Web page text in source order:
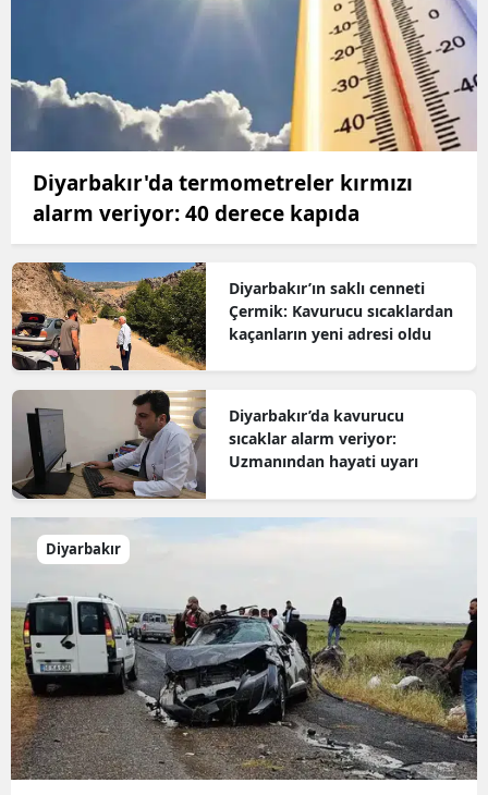
Diyarbakır'da termometreler kırmızı
alarm veriyor: 40 derece kapıda
Diyarbakır’ın saklı cenneti
Çermik: Kavurucu sıcaklardan
kaçanların yeni adresi oldu
Diyarbakır’da kavurucu
sıcaklar alarm veriyor:
Uzmanından hayati uyarı
Diyarbakır